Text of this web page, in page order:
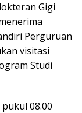
Gigi
Perguruan
visitasi
Studi
08.00